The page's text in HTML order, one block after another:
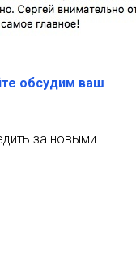
обсудим ваш
за новыми